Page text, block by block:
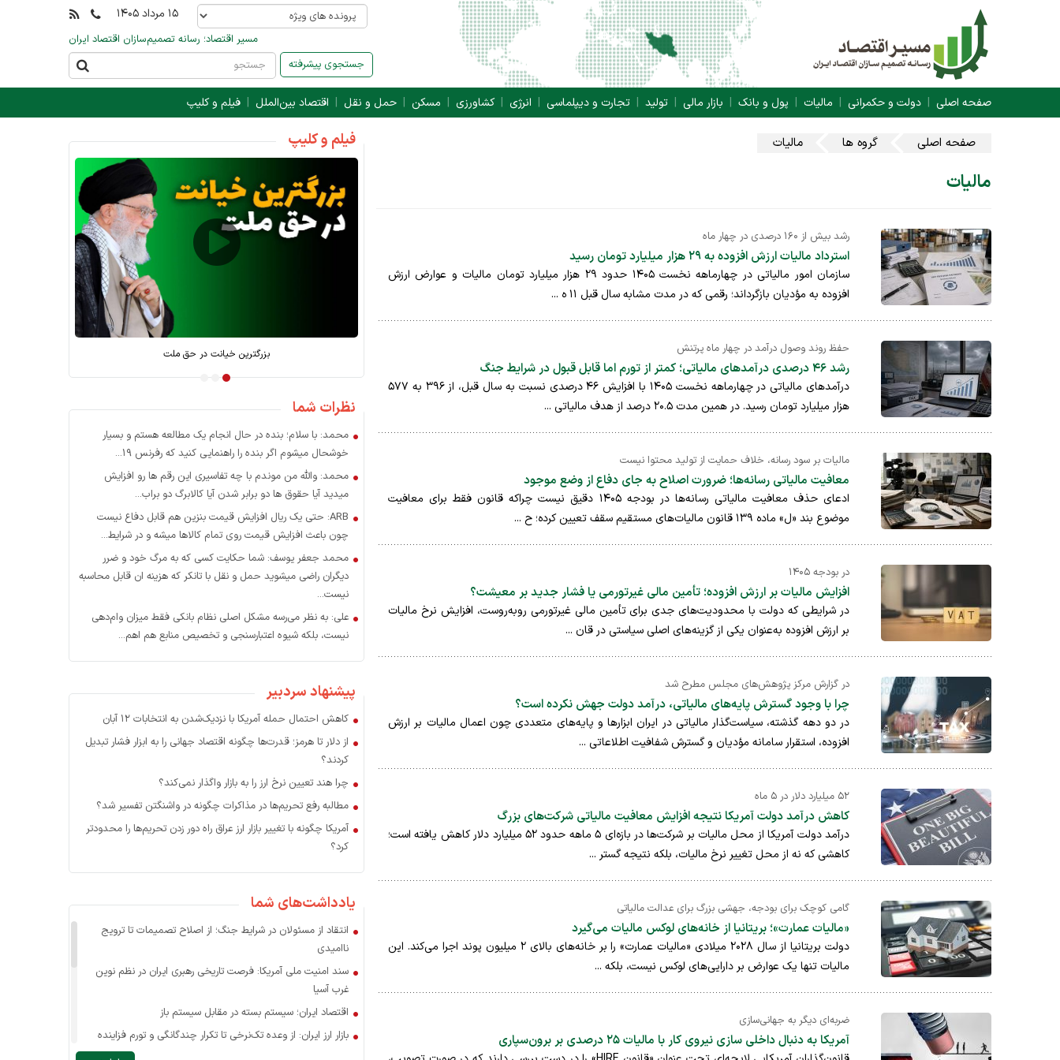
۱۵ مرداد ۱۴۰۵
مسیر اقتصاد؛ رسانه تصمیم‌سازان اقتصاد ایران
جستجوی پیشرفته
صفحه اصلی دولت و حکمرانی مالیات پول و بانک بازار مالی تولید تجارت و دیپلماسی انرژی کشاورزی مسکن حمل و نقل اقتصاد بین‌الملل فیلم و کلیپ
صفحه اصلی گروه ها مالیات
مالیات
رشد بیش از ۱۶۰ درصدی در چهار ماه
استرداد مالیات ارزش افزوده به ۲۹ هزار میلیارد تومان رسید
سازمان امور مالیاتی در چهارماهه نخست ۱۴۰۵ حدود ۲۹ هزار میلیارد تومان مالیات و عوارض ارزش
افزوده به مؤدیان بازگرداند؛ رقمی که در مدت مشابه سال قبل ۱۱ ه ...
حفظ روند وصول درآمد در چهار ماه پرتنش
رشد ۴۶ درصدی درآمدهای مالیاتی؛ کمتر از تورم اما قابل قبول در شرایط جنگ
درآمدهای مالیاتی در چهارماهه نخست ۱۴۰۵ با افزایش ۴۶ درصدی نسبت به سال قبل، از ۳۹۶ به ۵۷۷
هزار میلیارد تومان رسید. در همین مدت ۲۰.۵ درصد از هدف مالیاتی ...
مالیات بر سود رسانه، خلاف حمایت از تولید محتوا نیست
معافیت مالیاتی رسانه‌ها؛ ضرورت اصلاح به جای دفاع از وضع موجود
ادعای حذف معافیت مالیاتی رسانه‌ها در بودجه ۱۴۰۵ دقیق نیست چراکه قانون فقط برای معافیت
موضوع بند «ل» ماده ۱۳۹ قانون مالیات‌های مستقیم سقف تعیین کرده؛ ح ...
در بودجه ۱۴۰۵
افزایش مالیات بر ارزش افزوده؛ تأمین مالی غیرتورمی یا فشار جدید بر معیشت؟
در شرایطی که دولت با محدودیت‌های جدی برای تأمین مالی غیرتورمی روبه‌روست، افزایش نرخ مالیات
بر ارزش افزوده به‌عنوان یکی از گزینه‌های اصلی سیاستی در قان ...
در گزارش مرکز پژوهش‌های مجلس مطرح شد
چرا با وجود گسترش پایه‌های مالیاتی، درآمد دولت جهش نکرده است؟
در دو دهه گذشته، سیاست‌گذار مالیاتی در ایران ابزارها و پایه‌های متعددی چون اعمال مالیات بر ارزش
افزوده، استقرار سامانه مؤدیان و گسترش شفافیت اطلاعاتی ...
۵۲ میلیارد دلار در ۵ ماه
کاهش درآمد دولت آمریکا نتیجه افزایش معافیت مالیاتی شرکت‌های بزرگ
درآمد دولت آمریکا از محل مالیات بر شرکت‌ها در بازه‌ای ۵ ماهه حدود ۵۲ میلیارد دلار کاهش یافته است؛
کاهشی که نه از محل تغییر نرخ مالیات، بلکه نتیجه گستر ...
گامی کوچک برای بودجه، جهشی بزرگ برای عدالت مالیاتی
«مالیات عمارت»؛ بریتانیا از خانه‌های لوکس مالیات می‌گیرد
دولت بریتانیا از سال ۲۰۲۸ میلادی «مالیات عمارت» را بر خانه‌های بالای ۲ میلیون پوند اجرا می‌کند. این
مالیات تنها یک عوارض بر دارایی‌های لوکس نیست، بلکه ...
ضربه‌ای دیگر به جهانی‌سازی
آمریکا به دنبال داخلی سازی نیروی کار با مالیات ۲۵ درصدی بر برون‌سپاری
فیلم و کلیپ
بزرگترین خیانت در حق ملت
نظرات شما
محمد: با سلام؛ بنده در حال انجام یک مطالعه هستم و بسیار
خوشحال میشوم اگر بنده را راهنمایی کنید که رفرنس ۱۹...
محمد: والله من موندم با چه تفاسیری این رقم ها رو افزایش
میدید آیا حقوق ها دو برابر شدن آیا کالابرگ دو براب...
ARB: حتی یک ریال افزایش قیمت بنزین هم قابل دفاع نیست
چون باعث افزایش قیمت روی تمام کالاها میشه و در شرایط...
محمد جعفر یوسف: شما حکایت کسی که به مرگ خود و ضرر
دیگران راضی میشوید حمل و نقل با تانکر که هزینه ان قابل محاسبه
نیست...
علی: به نظر می‌رسه مشکل اصلی نظام بانکی فقط میزان وام‌دهی
نیست، بلکه شیوه اعتبارسنجی و تخصیص منابع هم اهم...
پیشنهاد سردبیر
کاهش احتمال حمله آمریکا با نزدیک‌شدن به انتخابات ۱۲ آبان
از دلار تا هرمز؛ قدرت‌ها چگونه اقتصاد جهانی را به ابزار فشار تبدیل
کردند؟
چرا هند تعیین نرخ ارز را به بازار واگذار نمی‌کند؟
مطالبه رفع تحریم‌ها در مذاکرات چگونه در واشنگتن تفسیر شد؟
آمریکا چگونه با تغییر بازار ارز عراق راه دور زدن تحریم‌ها را محدودتر
کرد؟
یادداشت‌های شما
انتقاد از مسئولان در شرایط جنگ؛ از اصلاح تصمیمات تا ترویج
ناامیدی
سند امنیت ملی آمریکا: فرصت تاریخی رهبری ایران در نظم نوین
غرب آسیا
اقتصاد ایران؛ سیستم بسته در مقابل سیستم باز
بازار ارز ایران: از وعده تک‌نرخی تا تکرار چندگانگی و تورم فزاینده